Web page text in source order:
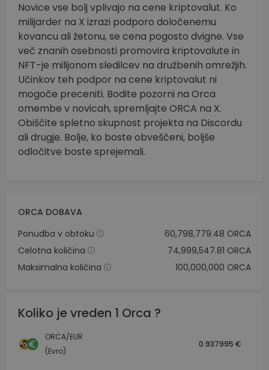
Novice vse bolj vplivajo na cene kriptovalut. Ko
milijarder na X izrazi podporo določenemu
kovancu ali žetonu, se cena pogosto dvigne. Vse
več znanih osebnosti promovira kriptovalute in
NFT-je milijonom sledilcev na družbenih omrežjih.
Učinkov teh podpor na cene kriptovalut ni
mogoče preceniti. Bodite pozorni na Orca
omembe v novicah, spremljajte ORCA na X.
Obiščite spletno skupnost projekta na Discordu
ali drugje. Bolje, ko boste obveščeni, boljše
odločitve boste sprejemali.
ORCA DOBAVA
Ponudba v obtoku
60,798,779.48 ORCA
Celotna količina
74,999,547.81 ORCA
Maksimalna količina
100,000,000 ORCA
Koliko je vreden 1 Orca ?
ORCA/EUR
(Evro)
0.937995 €